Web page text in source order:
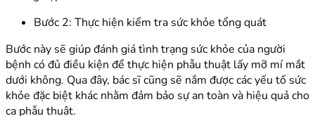
Bước 2: Thực hiện kiểm tra sức khỏe tổng quát
Bước này sẽ giúp đánh giá tình trạng sức khỏe của người
bệnh có đủ điều kiện để thực hiện phẫu thuật lấy mỡ mí mắt
dưới không. Qua đây, bác sĩ cũng sẽ nắm được các yếu tố sức
khỏe đặc biệt khác nhằm đảm bảo sự an toàn và hiệu quả cho
ca phẫu thuật.